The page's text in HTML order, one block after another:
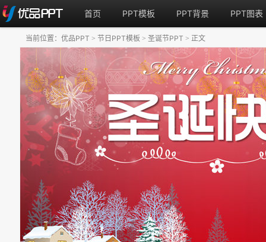
首页 PPT模板 PPT背景 PPT图表
当前位置： 优品PPT > 节日PPT模板 > 圣诞节PPT > 正文